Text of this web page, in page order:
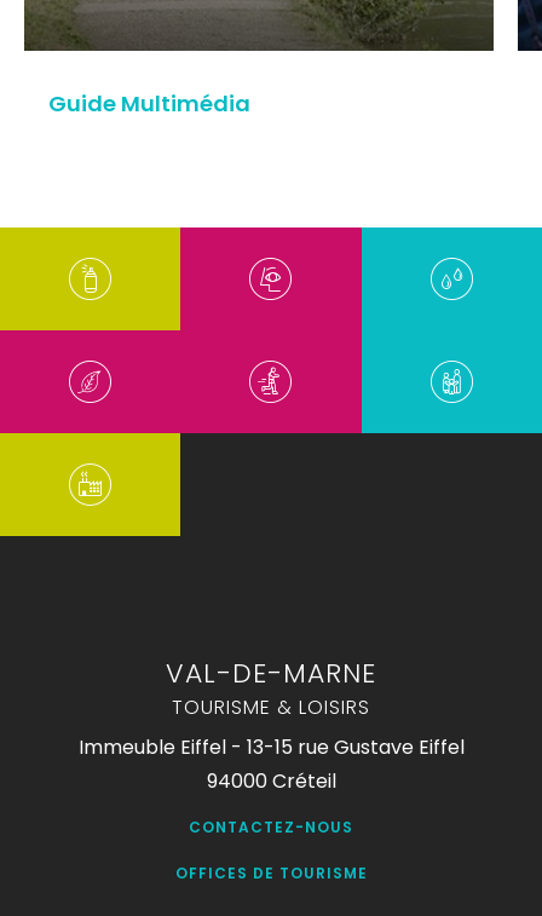
Guide Multimédia
VAL-DE-MARNE
TOURISME & LOISIRS
Immeuble Eiffel - 13-15 rue Gustave Eiffel
94000 Créteil
CONTACTEZ-NOUS
OFFICES DE TOURISME